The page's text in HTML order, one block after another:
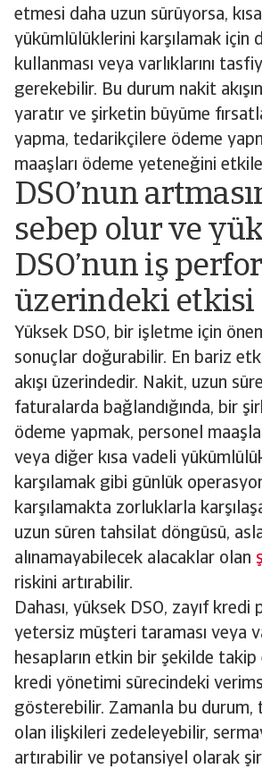
etmesi daha uzun sürüyorsa,
yükümlülüklerini karşılamak için
kullanması veya varlıklarını
gerekebilir. Bu durum nakit
yaratır ve şirketin büyüme
yapma, tedarikçilere ödeme
maaşları ödeme yeteneğini
DSO’nun
sebep olur ve
DSO’nun iş
üzerindeki etkisi
Yüksek DSO, bir işletme için
sonuçlar doğurabilir. En bariz
akışı üzerindedir. Nakit, uzun
faturalarda bağlandığında, bir
ödeme yapmak, personel
veya diğer kısa vadeli
karşılamak gibi günlük
karşılamakta zorluklarla
uzun süren tahsilat döngüsü,
alınamayabilecek alacaklar olan
riskini artırabilir.
Dahası, yüksek DSO, zayıf kredi
yetersiz müşteri taraması veya
hesapların etkin bir şekilde
kredi yönetimi sürecindeki
gösterebilir. Zamanla bu durum,
olan ilişkileri zedeleyebilir,
artırabilir ve potansiyel olarak